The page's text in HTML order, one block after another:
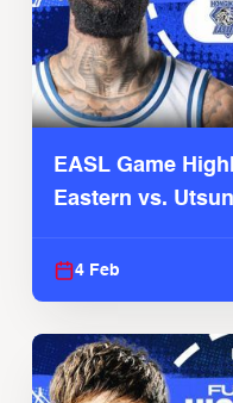
EASL Game
Eastern vs.
4 Feb